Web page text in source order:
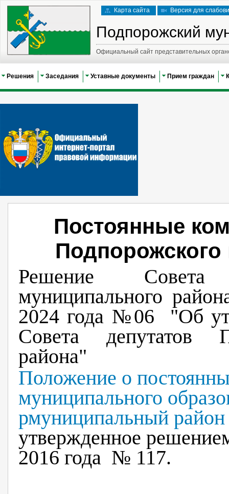
Карта сайта Версия для
Подпорожский
Официальный сайт представительных
Решения Заседания Уставные документы Прием граждан
Постоянные
Решение Совета
муниципального
2024 года №06 "Об
Совета депутатов
района"
Положение о
муниципального
рмуниципальный район
утвержденное
2016 года № 117.